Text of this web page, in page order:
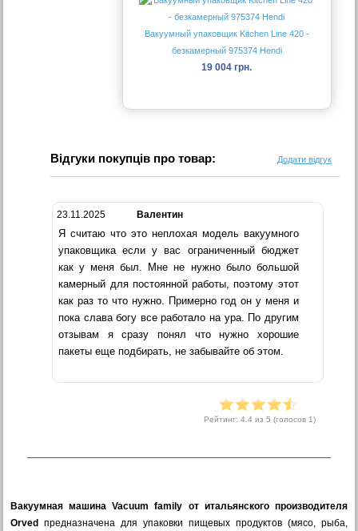
Вакуумный упаковщик Kitchen Line 420 -
безкамерный 975374 Hendi
19 004 грн.
Відгуки покупців про товар: Додати відгук
23.11.2025 Валентин
Я считаю что это неплохая модель вакуумного
упаковщика если у вас ограниченный бюджет
как у меня был. Мне не нужно было большой
камерный для постоянной работы, поэтому этот
как раз то что нужно. Примерно год он у меня и
пока слава богу все работало на ура. По другим
отзывам я сразу понял что нужно хорошие
пакеты еще подбирать, не забывайте об этом.
Рейтинг: 4.4 из 5 (голосов 1)
Вакуумная машина Vacuum family от итальянского производителя
Orved
предназначена для упаковки пищевых продуктов (мясо, рыба,